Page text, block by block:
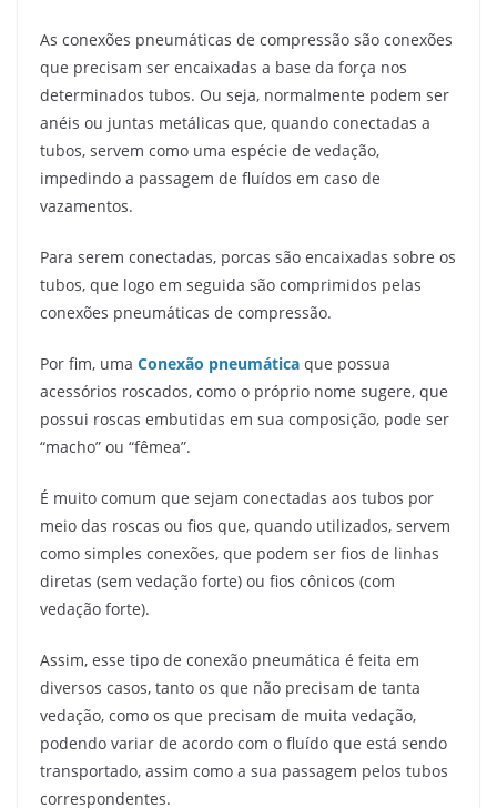
As conexões pneumáticas de compressão são conexões
que precisam ser encaixadas a base da força nos
determinados tubos. Ou seja, normalmente podem ser
anéis ou juntas metálicas que, quando conectadas a
tubos, servem como uma espécie de vedação,
impedindo a passagem de fluídos em caso de
vazamentos.
Para serem conectadas, porcas são encaixadas sobre os
tubos, que logo em seguida são comprimidos pelas
conexões pneumáticas de compressão.
Por fim, uma Conexão pneumática que possua
acessórios roscados, como o próprio nome sugere, que
possui roscas embutidas em sua composição, pode ser
“macho” ou “fêmea”.
É muito comum que sejam conectadas aos tubos por
meio das roscas ou fios que, quando utilizados, servem
como simples conexões, que podem ser fios de linhas
diretas (sem vedação forte) ou fios cônicos (com
vedação forte).
Assim, esse tipo de conexão pneumática é feita em
diversos casos, tanto os que não precisam de tanta
vedação, como os que precisam de muita vedação,
podendo variar de acordo com o fluído que está sendo
transportado, assim como a sua passagem pelos tubos
correspondentes.